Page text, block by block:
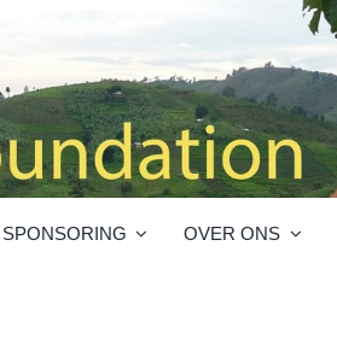
SPONSORING OVER ONS